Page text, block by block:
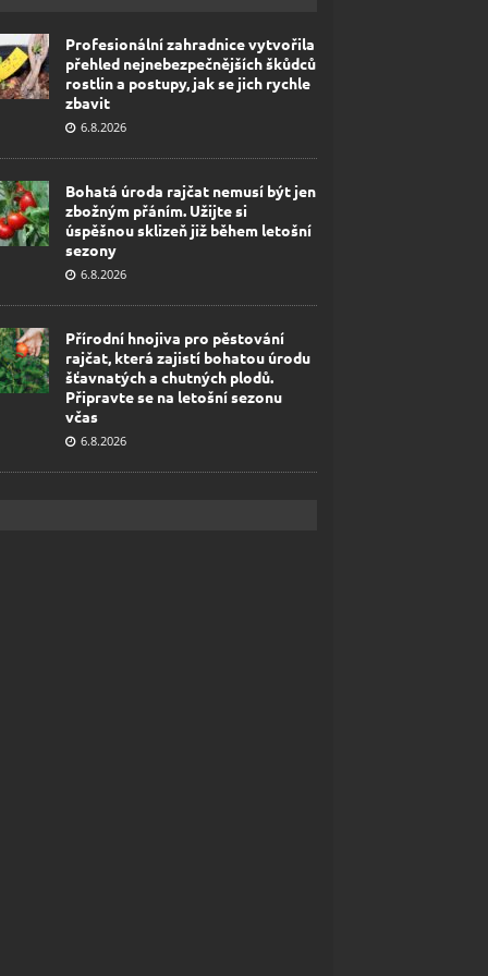
Profesionální zahradnice vytvořila
přehled nejnebezpečnějších škůdců
rostlin a postupy, jak se jich rychle
zbavit
6.8.2026
Bohatá úroda rajčat nemusí být jen
zbožným přáním. Užijte si
úspěšnou sklizeň již během letošní
sezony
6.8.2026
Přírodní hnojiva pro pěstování
rajčat, která zajistí bohatou úrodu
šťavnatých a chutných plodů.
Připravte se na letošní sezonu
včas
6.8.2026